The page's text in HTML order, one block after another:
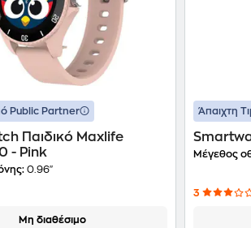
Public Partner
Παιδικό Maxlife
- Pink
0.96"
Μη διαθέσιμο
Άπαιχτη
Μέγεθος
3